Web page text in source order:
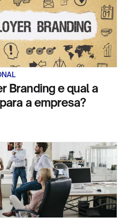
Branding e qual a
a empresa?